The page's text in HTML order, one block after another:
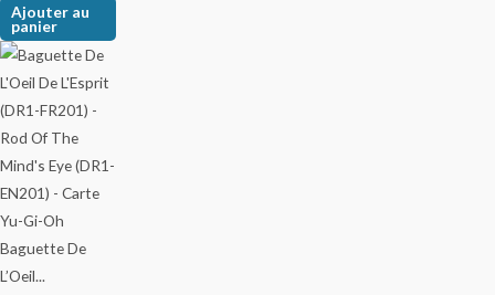
Ajouter au
panier
Baguette De
L’Oeil...